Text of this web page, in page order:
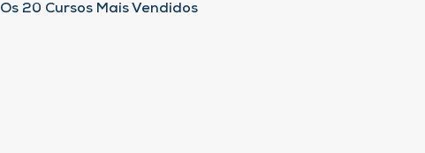
Os 20 Cursos Mais Vendidos